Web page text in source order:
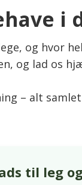
i
og hvor
og lad os
– alt
til leg